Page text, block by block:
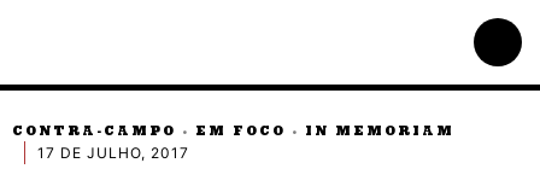
CONTRA-CAMPO · EM FOCO · IN MEMORIAM
17 DE JULHO, 2017